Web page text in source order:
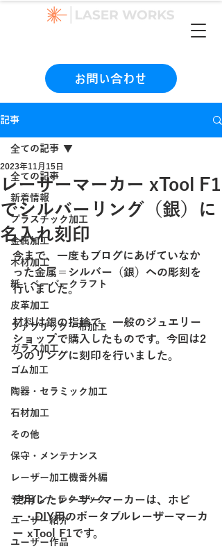
お問い合わせ
記事
全ての記事
新着情報
プラスチック加工
金属加工
木材加工
紙・ペーパークラフト
皮革加工
ファブリック・布加工
ガラス加工
ゴム加工
陶器・セラミック加工
石材加工
その他
保守・メンテナンス
レーザー加工機番外編
デザイン・テクニック
ユーザー紹介
ユーザー作品
全ての記事
レーザーマーカー xTool F1
でシルバーリング（銀）に
名入れ刻印
2023年11月15日
今まで、一度もブログにあげていなか
った金属＝シルバー（銀）への彫刻を
行いました。
材料は銀の指輪で、一般のジュエリー
ショップで購入したものです。今回は2
つのリングに刻印を行いました。
使用したレーザーマーカーは、ホビ
ー・DIY用のポータブルレーザーマーカ
ー xTool F1です。